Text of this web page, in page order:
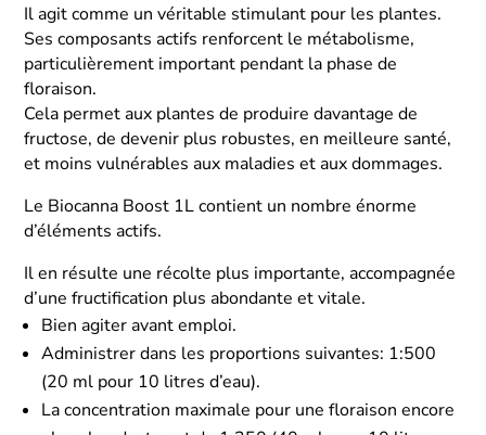
Il agit comme un véritable stimulant pour les plantes.
Ses composants actifs renforcent le métabolisme,
particulièrement important pendant la phase de
floraison.
Cela permet aux plantes de produire davantage de
fructose, de devenir plus robustes, en meilleure santé,
et moins vulnérables aux maladies et aux dommages.
Le Biocanna Boost 1L contient un nombre énorme
d’éléments actifs.
Il en résulte une récolte plus importante, accompagnée
d’une fructification plus abondante et vitale.
Bien agiter avant emploi.
Administrer dans les proportions suivantes: 1:500
(20 ml pour 10 litres d’eau).
La concentration maximale pour une floraison encore